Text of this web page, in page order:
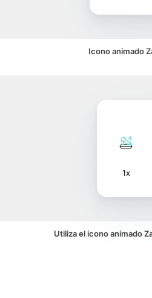
Icono animado
1x
Utiliza el icono animado